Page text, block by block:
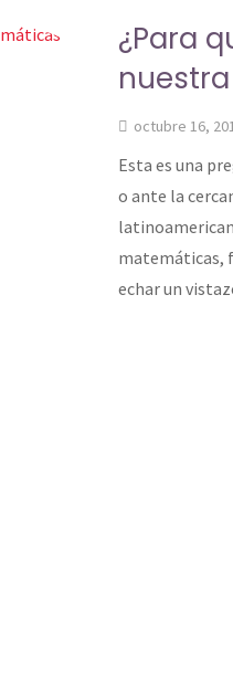
¿Para
octubre 16,
Esta es una
o ante la
matemáticas,
echar un